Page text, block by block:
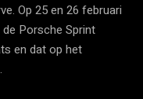
Op 25 en 26 februari
Porsche Sprint
en dat op het